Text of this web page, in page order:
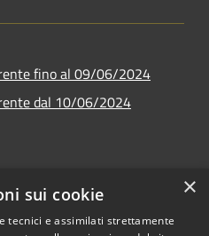
fino al 09/06/2024
dal 10/06/2024
×
sui cookie
tecnici e assimilati strettamente